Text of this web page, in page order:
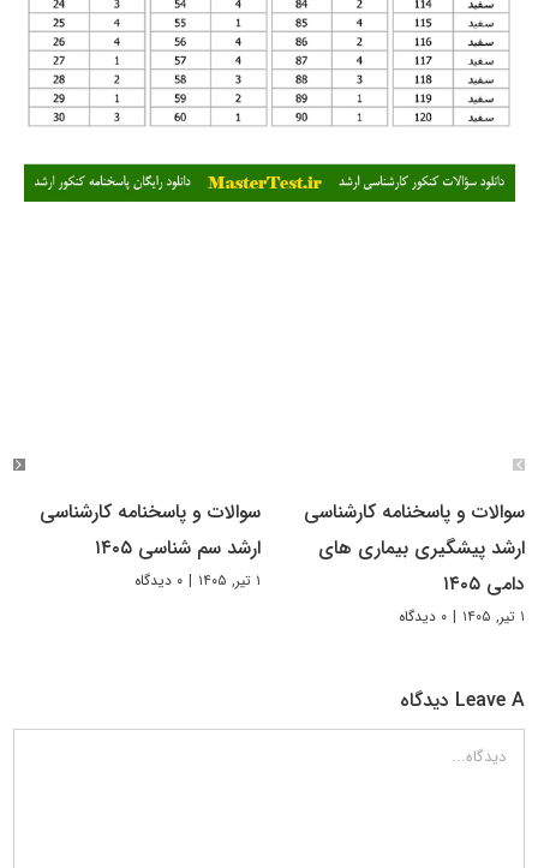
سوالات و پاسخنامه کارشناسی
ارشد پیشگیری بیماری های
دامی ۱۴۰۵
۱ تیر, ۱۴۰۵ | ۰ دیدگاه
سوالات و پاسخنامه کارشناسی
ارشد سم شناسی ۱۴۰۵
۱ تیر, ۱۴۰۵ | ۰ دیدگاه
Leave A دیدگاه
دیدگاه